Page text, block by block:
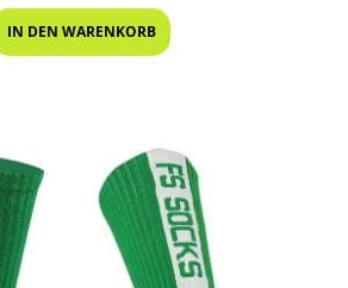
IN DEN WARENKORB